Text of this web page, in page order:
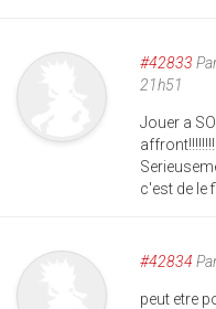
#42833
21h51
Jouer a
c'est de le
#42834
peut etre